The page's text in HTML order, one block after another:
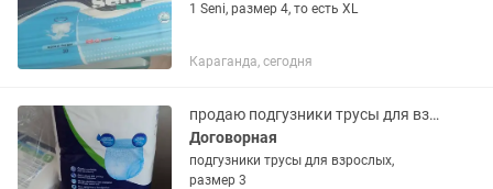
1 Seni, размер 4, то есть XL
Караганда, сегодня
продаю подгузники трусы для взрослых. размер 3
Договорная
подгузники трусы для взрослых,
размер 3